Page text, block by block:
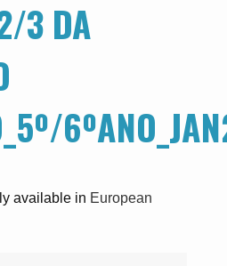
3 DA
available in European